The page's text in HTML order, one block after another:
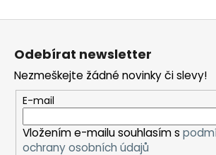
Odebírat newsletter
Nezmeškejte žádné novinky či slevy!
E-mail
Vložením e-mailu souhlasím s
ochrany osobních údajů